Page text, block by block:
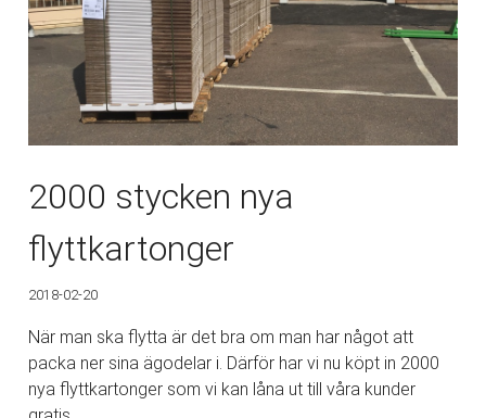
2000 stycken nya
flyttkartonger
2018-02-20
När man ska flytta är det bra om man har något att
packa ner sina ägodelar i. Därför har vi nu köpt in 2000
nya flyttkartonger som vi kan låna ut till våra kunder